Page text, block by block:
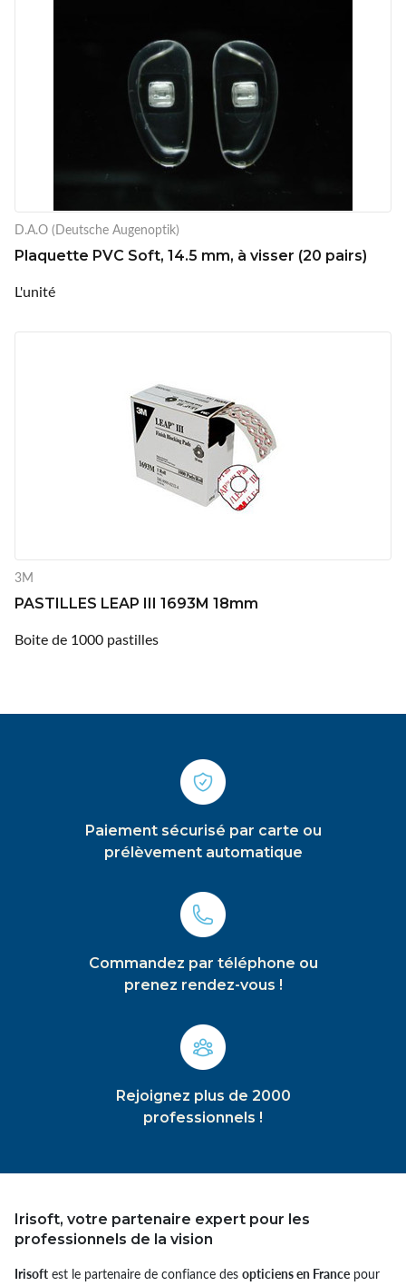
D.A.O (Deutsche Augenoptik)
Plaquette PVC Soft, 14.5 mm, à visser (20 pairs)
L'unité
3M
PASTILLES LEAP III 1693M 18mm
Boite de 1000 pastilles
Paiement sécurisé par carte ou
prélèvement automatique
Commandez par téléphone ou
prenez rendez-vous !
Rejoignez plus de 2000
professionnels !
Irisoft, votre partenaire expert pour les
professionnels de la vision
Irisoft est le partenaire de confiance des opticiens en France pour